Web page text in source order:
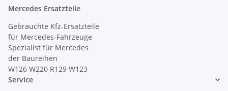
Mercedes Ersatzteile
Gebrauchte Kfz-Ersatzteile
für Mercedes-Fahrzeuge
Spezialist für Mercedes
der Baureihen
W126 W220 R129 W123
Service